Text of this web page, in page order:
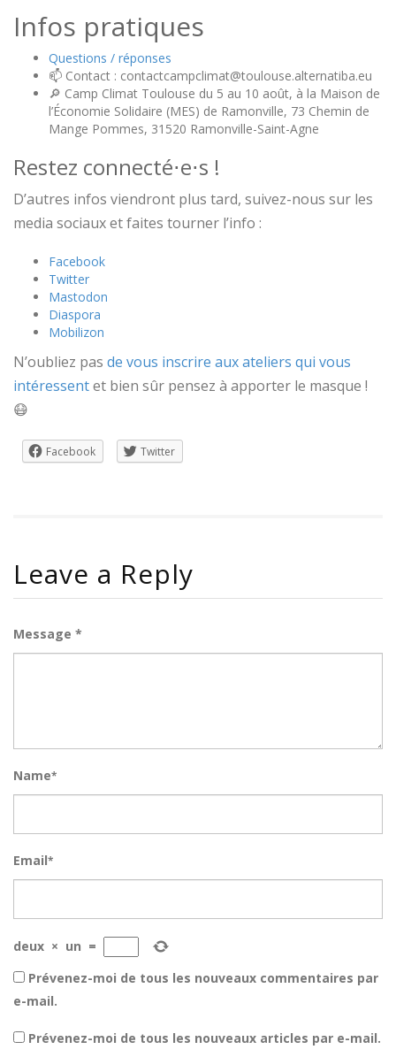
Infos pratiques
Questions / réponses
📫 Contact : contactcampclimat@toulouse.alternatiba.eu
🔎 Camp Climat Toulouse du 5 au 10 août, à la Maison de
l’Économie Solidaire (MES) de Ramonville, 73 Chemin de
Mange Pommes, 31520 Ramonville-Saint-Agne
Restez connecté⋅e⋅s !
D’autres infos viendront plus tard, suivez-nous sur les
media sociaux et faites tourner l’info :
Facebook
Twitter
Mastodon
Diaspora
Mobilizon
N’oubliez pas de vous inscrire aux ateliers qui vous
intéressentet bien sûr pensez à apporter le masque !
😷
Facebook Twitter
Leave a Reply
Message *
Name*
Email*
deux × un =
Prévenez-moi de tous les nouveaux commentaires par
e-mail.
Prévenez-moi de tous les nouveaux articles par e-mail.